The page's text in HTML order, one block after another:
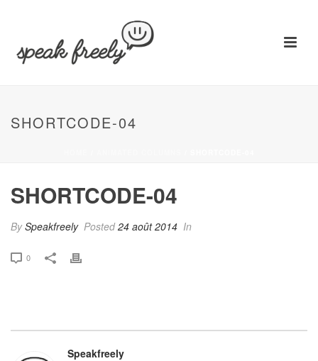
SHORTCODE-04
SHORTCODE-04
BySpeakfreely Posted24 août 2014 In
0
Speakfreely